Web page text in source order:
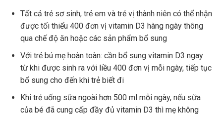
Tất cả trẻ sơ sinh, trẻ em và trẻ vị thành niên có thể nhận
được tối thiểu 400 đơn vị vitamin D3 hàng ngày thông
qua chế độ ăn hoặc các sản phẩm bổ sung
Với trẻ bú mẹ hoàn toàn: cần bổ sung vitamin D3 ngay
từ khi được sinh ra với liều 400 đơn vị mỗi ngày, tiếp tục
bổ sung cho đến khi trẻ biết đi
Khi trẻ uống sữa ngoài hơn 500 ml mỗi ngày, nếu sữa
của bé đã cung cấp đầy đủ vitamin D3 thì mẹ không